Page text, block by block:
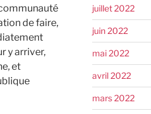
de faire,
y arriver,
et
juillet 2022
juin 2022
mai 2022
avril 2022
mars 2022